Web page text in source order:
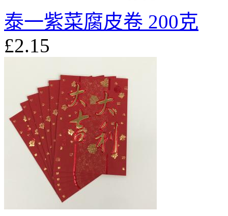
泰一紫菜腐皮卷 200克
£2.15